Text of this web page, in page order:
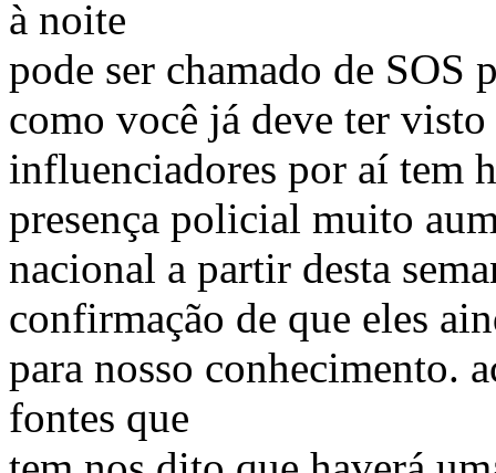
à noite
pode ser chamado de SOS
como você já deve ter
influenciadores por aí tem
presença policial muito
nacional a partir desta
confirmação de que eles
para nosso conhecimento.
fontes que